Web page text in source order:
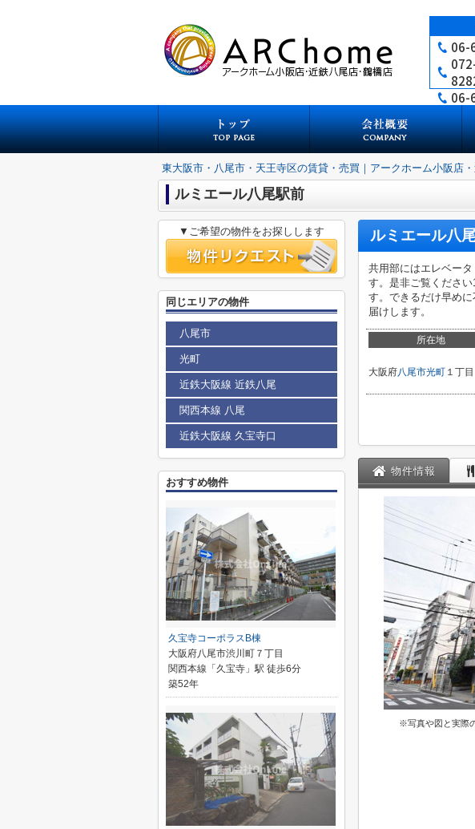
06-
06-
東大阪市・八尾市・天王寺区の賃貸・売買｜アークホーム小阪店
ルミエール八尾駅前
ルミエール八
共用部にはエレベー
す。是非ご覧くださ
す。できるだけ早め
届けします。
所在地
大阪府八尾市光町 １丁目
物件情報
※写真や図と実際
▼ご希望の物件をお探しします
同じエリアの物件
八尾市
光町
近鉄大阪線 近鉄八尾
関西本線 八尾
近鉄大阪線 久宝寺口
おすすめ物件
久宝寺コーポラスB棟
大阪府八尾市渋川町７丁目
関西本線「久宝寺」駅 徒歩6分
築52年